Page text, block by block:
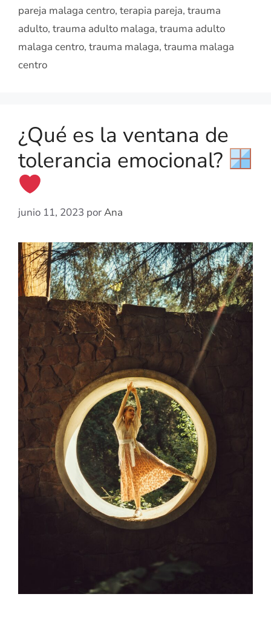
pareja malaga centro, terapia pareja, trauma
adulto, trauma adulto malaga, trauma adulto
malaga centro, trauma malaga, trauma malaga
centro
¿Qué es la ventana de
tolerancia emocional?
junio 11, 2023 porAna